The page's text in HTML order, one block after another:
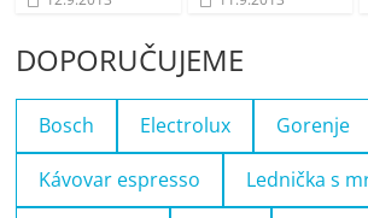
DOPORUČUJEME
Bosch Electrolux Gorenje
Kávovar espresso Lednička s